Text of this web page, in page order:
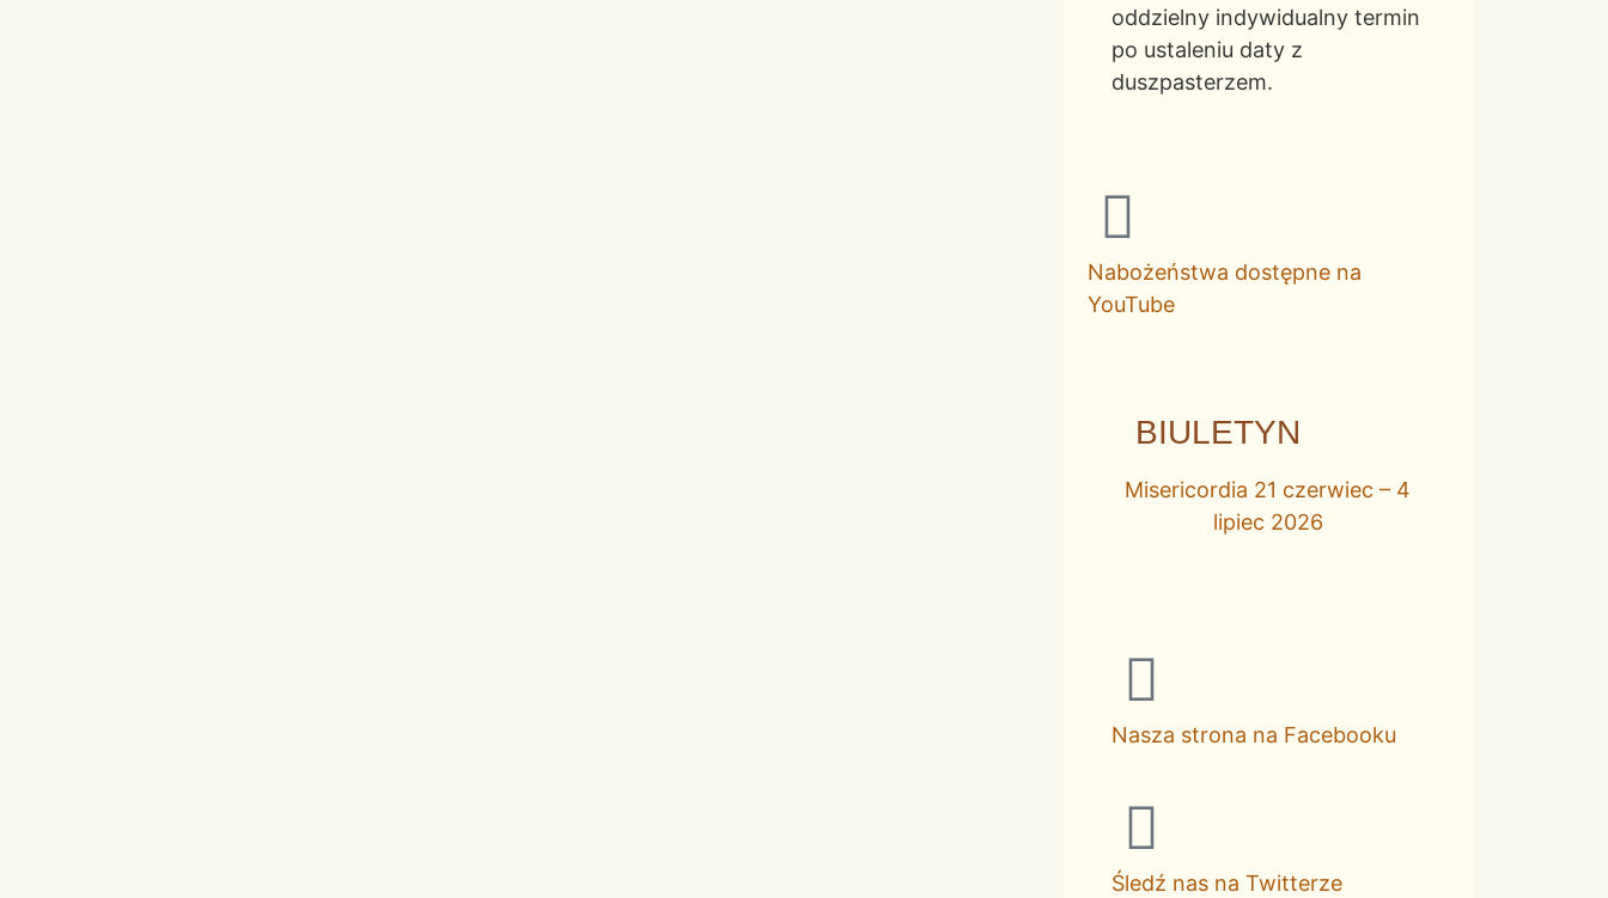
oddzielny indywidualny termin
po ustaleniu daty z
duszpasterzem.
Nabożeństwa dostępne na
YouTube
BIULETYN
Misericordia 21 czerwiec – 4
lipiec 2026
Nasza strona na Facebooku
Śledź nas na Twitterze